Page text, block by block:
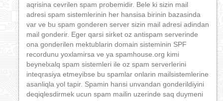
aqrisina cevrilen spam probemidir. Bele ki sizin mail
adresi spam sistemlerinin her hansisa birinin bazasinda
var ve bu spam gonderen server sizin mail adresi adindan
mail gonderir. Eger qarsi sirket oz antispam serverinde
ona gonderilen mektublarin domain sisteminin SPF
recordunu yoxlamirsa ve ya spamhouse.org kimi
beynelxalq spam sistemleri ile oz spam serverlerini
inteqrasiya etmeyibse bu spamlar onlarin mailsistemlerine
asanliqla yol tapir. Spamin hansi unvandan gonderildiyini
deqiqlesdirmek ucun spam mailin uzerinde saq duymeni